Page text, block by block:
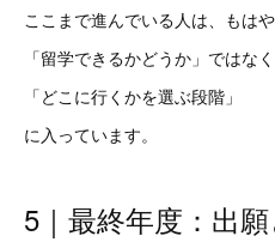
ここまで進んでいる人は、もはや
「留学できるかどうか」ではなく
「どこに行くかを選ぶ段階」
に入っています。
5｜最終年度：出